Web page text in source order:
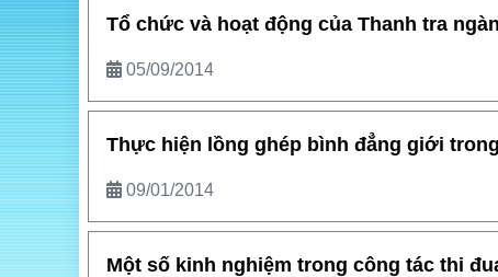
Tổ chức và hoạt động của Thanh tra
05/09/2014
Thực hiện lồng ghép bình đẳng giới
09/01/2014
Một số kinh nghiệm trong công tác thi